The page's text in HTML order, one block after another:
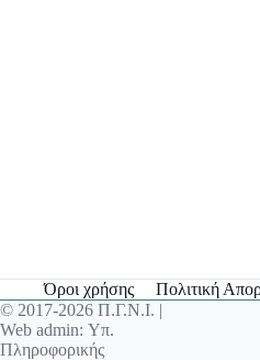
Όροι χρήσης Πολιτική
© 2017-2026 Π.Γ.Ν.Ι. |
Web admin: Υπ.
Πληροφορικής